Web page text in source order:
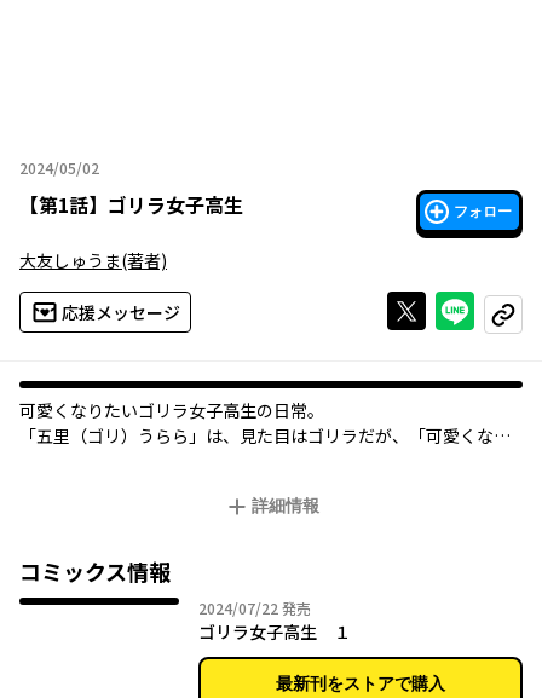
2024/05/02
2024年05月02日
【第1話】 ゴリラ女子高生 フォロー
大友しゅうま(著者)
応援メッセージ Xで投稿する
ライン
コピー
可愛くなりたいゴリラ女子高生の日常。
「五里（ゴリ）うらら」は、見た目はゴリラだが、「可愛くなっ
恋のライバル・萌ちゃんとの、学校一のイケメン「桜井くん」を
桜井くんに触れた手を照れ隠しに払いのけたところ、指3本骨折さ
せてしまうなど、不器用（怪力なだけ！？）で素直なゴリちゃん
ゴリラ女子高生が主役の、前代未聞の爆笑ラブコメ、スタート！
詳細情報
コミックス情報
2024/07/22 2024年07月22日
発売
ゴリラ女子高生 １
最新刊をストアで購入